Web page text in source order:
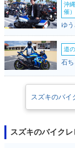
沖
催）
ゆ
道
石
スズキのバイ
スズキのバイク